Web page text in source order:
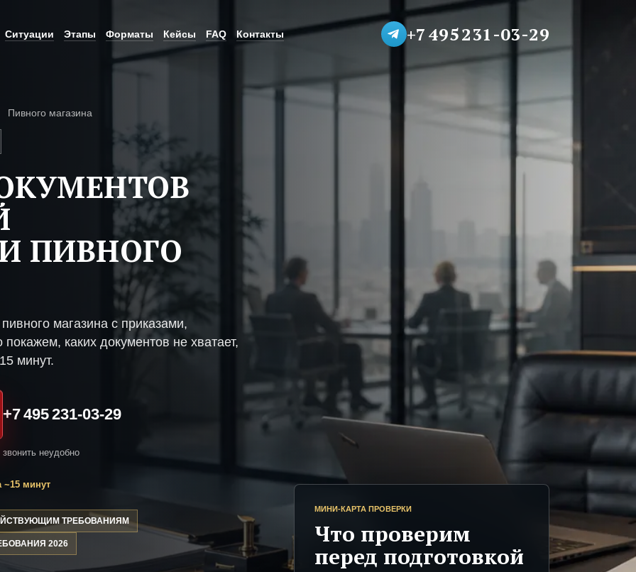
Ситуации Этапы Форматы Кейсы FAQ Контакты +7 495 231-03-29
Пивного магазина
ПИВНОГО
магазина с приказами,
каких документов не хватает,
минут.
+7 495 231-03-29
неудобно
~15 минут
ТРЕБОВАНИЯМ
2026
МИНИ-КАРТА ПРОВЕРКИ
Что проверим
перед подготовкой